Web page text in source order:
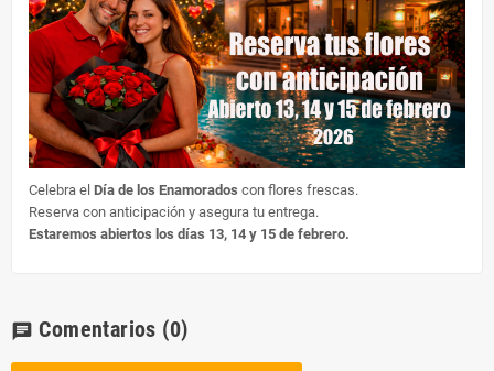
Celebra el Día de los Enamorados con flores frescas.
Reserva con anticipación y asegura tu entrega.
Estaremos abiertos los días 13, 14 y 15 de febrero.
chat Comentarios (0)